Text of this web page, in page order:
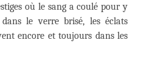
où le sang a coulé pour y
le verre brisé, les éclats
encore et toujours dans les